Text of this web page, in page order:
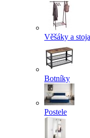
Věšáky a
Botníky
Postele